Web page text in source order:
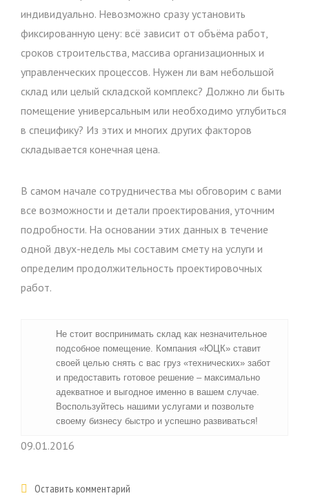
индивидуально. Невозможно сразу установить
фиксированную цену: всё зависит от объёма работ,
сроков строительства, массива организационных и
управленческих процессов. Нужен ли вам небольшой
склад или целый складской комплекс? Должно ли быть
помещение универсальным или необходимо углубиться
в специфику? Из этих и многих других факторов
складывается конечная цена.
В самом начале сотрудничества мы обговорим с вами
все возможности и детали проектирования, уточним
подробности. На основании этих данных в течение
одной двух-недель мы составим смету на услуги и
определим продолжительность проектировочных
работ.
Не стоит воспринимать склад как незначительное
подсобное помещение. Компания «ЮЦК» ставит
своей целью снять с вас груз «технических» забот
и предоставить готовое решение – максимально
адекватное и выгодное именно в вашем случае.
Воспользуйтесь нашими услугами и позвольте
своему бизнесу быстро и успешно развиваться!
09.01.2016
Оставить комментарий